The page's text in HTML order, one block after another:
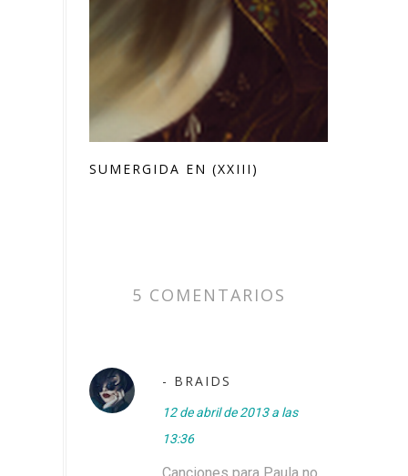
SUMERGIDA EN (XXIII)
5 COMENTARIOS
- BRAIDS
12 de abril de 2013 a las
13:36